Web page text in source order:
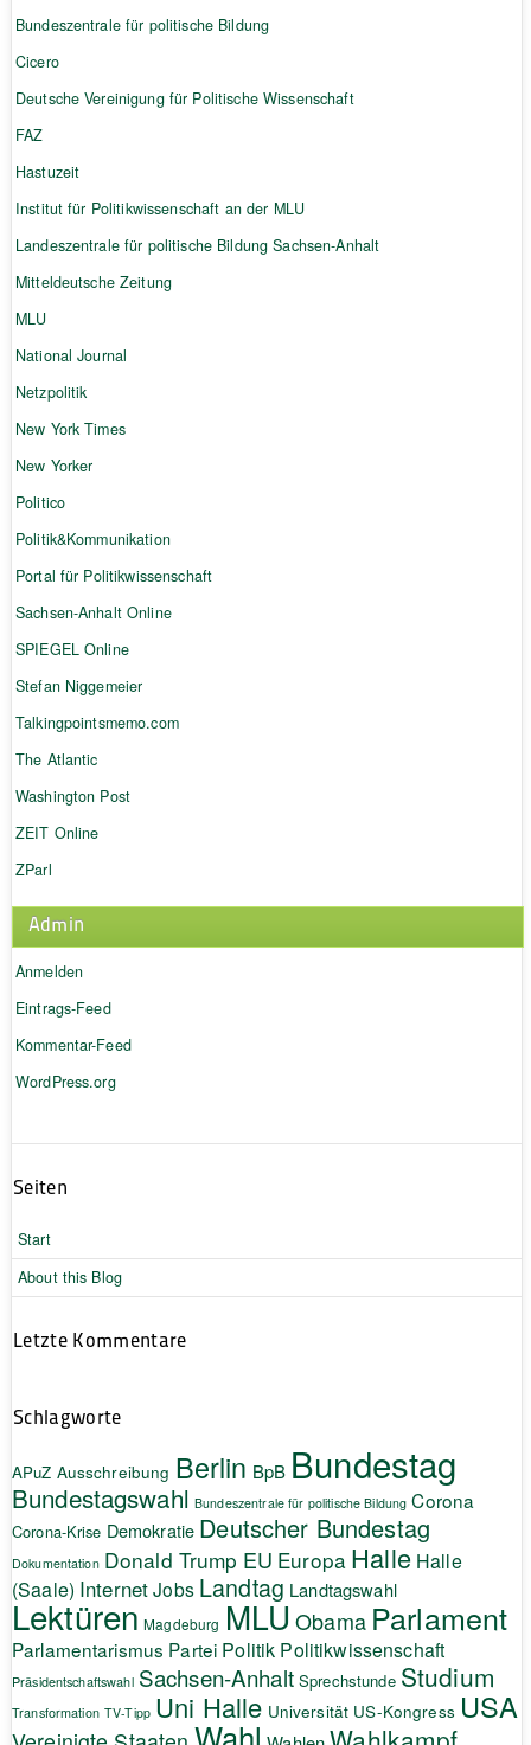
Bundeszentrale für politische Bildung
Cicero
Deutsche Vereinigung für Politische Wissenschaft
FAZ
Hastuzeit
Institut für Politikwissenschaft an der MLU
Landeszentrale für politische Bildung Sachsen-Anhalt
Mitteldeutsche Zeitung
MLU
National Journal
Netzpolitik
New York Times
New Yorker
Politico
Politik&Kommunikation
Portal für Politikwissenschaft
Sachsen-Anhalt Online
SPIEGEL Online
Stefan Niggemeier
Talkingpointsmemo.com
The Atlantic
Washington Post
ZEIT Online
ZParl
Admin
Anmelden
Eintrags-Feed
Kommentar-Feed
WordPress.org
Seiten
Start
About this Blog
Letzte Kommentare
Schlagworte
APuZ Ausschreibung Berlin BpB Bundestag
Bundestagswahl Bundeszentrale für politische Bildung Corona
Corona-Krise Demokratie Deutscher Bundestag
Dokumentation Donald Trump EU Europa Halle Halle
(Saale) InternetJobs Landtag Landtagswahl
Lektüren Magdeburg MLU Obama Parlament
Parlamentarismus Partei Politik Politikwissenschaft
Präsidentschaftswahl Sachsen-Anhalt Sprechstunde Studium
Transformation TV-Tipp Uni Halle Universität US-Kongress USA
Wahl